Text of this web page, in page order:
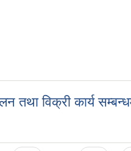
तथा विक्री कार्य